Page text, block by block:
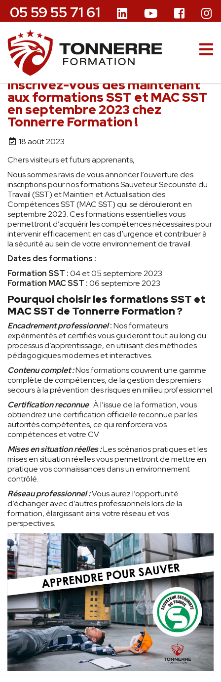
05 59 55 71 61
Inscrivez-vous dès maintenant
aux formations SST et MAC SST
en septembre 2023 chez
Tonnerre Formation !
18 août 2023
Chers visiteurs et futurs apprenants,
Nous sommes ravis de vous annoncer l’ouverture des
inscriptions pour nos formations Sauveteur Secouriste du
Travail (SST) et Maintien et Actualisation des
Compétences SST (MAC SST) qui se dérouleront en
septembre 2023. Ces formations essentielles vous
permettront d’acquérir les compétences nécessaires pour
intervenir efficacement en cas d’urgence et contribuer à
la sécurité au sein de votre environnement de travail.
Dates des formations :
Formation SST :04 et 05 septembre 2023
Formation MAC SST :06 septembre 2023
Pourquoi choisir les formations SST et
MAC SST de Tonnerre Formation ?
Encadrement professionnel:Nos formateurs
expérimentés et certifiés vous guideront tout au long du
processus d’apprentissage, en utilisant des méthodes
pédagogiques modernes et interactives.
Contenu complet :Nos formations couvrent une gamme
complète de compétences, de la gestion des premiers
secours à la prévention des risques en milieu professionnel.
Certification reconnue: À l’issue de la formation, vous
obtiendrez une certification officielle reconnue par les
autorités compétentes, ce qui renforcera vos
compétences et votre CV.
Mises en situation réelles :Les scénarios pratiques et les
mises en situation réelles vous permettront de mettre en
pratique vos connaissances dans un environnement
contrôlé.
Réseau professionnel :Vous aurez l’opportunité
d’échanger avec d’autres professionnels lors de la
formation, élargissant ainsi votre réseau et vos
perspectives.